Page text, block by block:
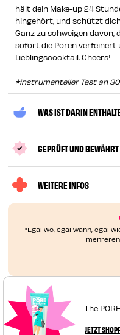
hält dein Make-up 24
hingehört, und schützt
Ganz zu schweigen davon,
sofort die Poren verfeinert
Lieblingscocktail. Cheers!
*instrumenteller Test an
WAS IST DARIN
GEPRÜFT UND BEWÄHRT
WEITERE INFOS
"Egal wo, egal wann, egal
The
JETZT